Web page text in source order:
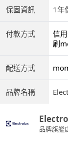
保固資訊 1年
付款方式
信
聯卡
刷
配送方式
品牌名稱
品牌旗艦